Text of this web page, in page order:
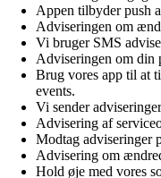
Appen tilbyder push
Adviseringen om
Vi bruger SMS
Adviseringen om din
Brug vores app til at
events.
Vi sender
Advisering af
Modtag adviseringer
Advisering om
Hold øje med vores